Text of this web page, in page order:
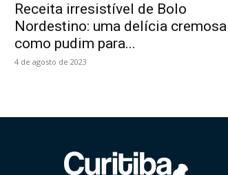
Receita irresistível de Bolo
Nordestino: uma delícia cremosa
como pudim para...
4 de agosto de 2023